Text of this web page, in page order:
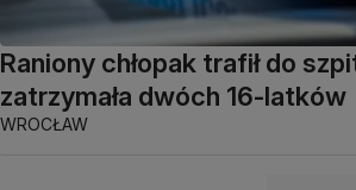
Raniony chłopak trafił do
zatrzymała dwóch 16-latków
WROCŁAW